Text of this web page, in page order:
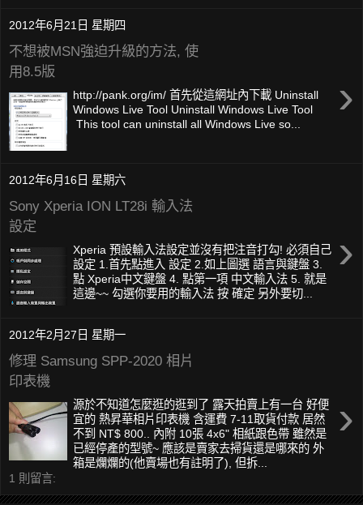
2012年6月21日 星期四
不想被MSN強迫升級的方法, 使
用8.5版
›
http://pank.org/im/ 首先從這網址內下載 Uninstall
Windows Live Tool Uninstall Windows Live Tool
This tool can uninstall all Windows Live so...
2012年6月16日 星期六
Sony Xperia ION LT28i 輸入法
設定
›
Xperia 預設輸入法設定並沒有把注音打勾! 必須自己
設定 1.首先點進入 設定 2.如上圖選 語言與鍵盤 3.
點 Xperia中文鍵盤 4. 點第一項 中文輸入法 5. 就是
這邊~~ 勾選你要用的輸入法 按 確定 另外要切...
2012年2月27日 星期一
修理 Samsung SPP-2020 相片
印表機
›
源於不知道怎麼逛的逛到了 露天拍賣上有一台 好便
宜的 熱昇華相片印表機 含運費 7-11取貨付款 居然
不到 NT$ 800.. 內附 10張 4x6" 相紙跟色帶 雖然是
已經停產的型號~ 應該是賣家去掃貨還是哪來的 外
箱是爛爛的(他賣場也有註明了), 但拆...
1 則留言: